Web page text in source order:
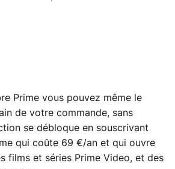
Prime vous pouvez même le
de votre commande, sans
se débloque en souscrivant
qui coûte 69 €/an et qui ouvre
films et séries Prime Video, et des